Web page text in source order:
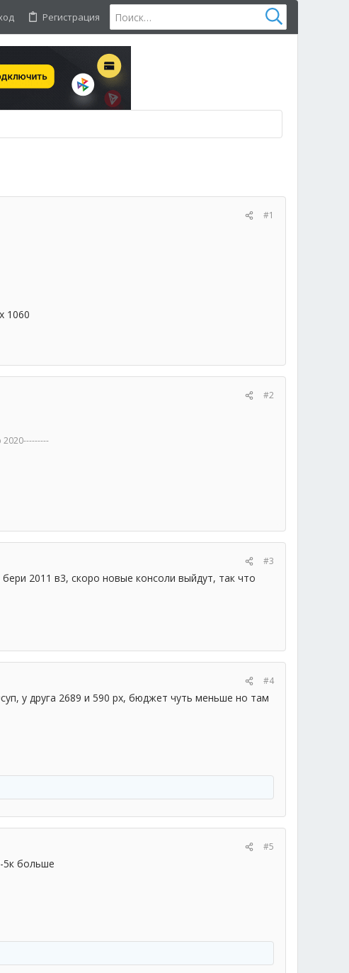
Регистрация
#1
1060
#2
2020---------
#3
2011 в3, скоро новые консоли выйдут, так что
#4
у друга 2689 и 590 рх, бюджет чуть меньше но там
#5
5к больше